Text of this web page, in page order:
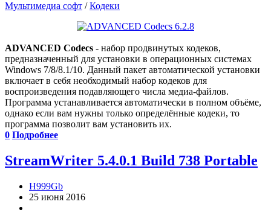
Мультимедиа софт /Кодеки
ADVANCED Codecs - набор продвинутых кодеков,
предназначенный для установки в операционных системах
Windows 7/8/8.1/10. Данный пакет автоматической установки
включает в себя необходимый набор кодеков для
воспроизведения подавляющего числа медиа-файлов.
Программа устанавливается автоматически в полном объёме,
однако если вам нужны только определённые кодеки, то
программа позволит вам установить их.
0 Подробнее
StreamWriter 5.4.0.1 Build 738 Portable
H999Gb
25 июня 2016